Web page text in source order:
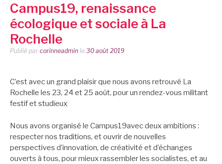
Campus19, renaissance
écologique et sociale à La
Rochelle
Publié par corinneadmin le 30 août 2019
C’est avec un grand plaisir que nous avons retrouvé La
Rochelle les 23, 24 et 25 août, pour un rendez-vous militant
festif et studieux
Nous avons organisé le Campus19avec deux ambitions :
respecter nos traditions, et ouvrir de nouvelles
perspectives d’innovation, de créativité et d’échanges
ouverts à tous, pour mieux rassembler les socialistes, et au